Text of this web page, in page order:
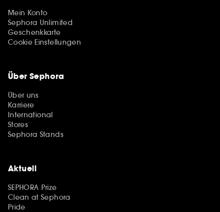
Mein Konto
Sephora Unlimited
Geschenkkarte
Cookie Einstellungen
Über Sephora
Über uns
Karriere
International
Stores
Sephora Stands
Aktuell
SEPHORA Prize
Clean at Sephora
Pride